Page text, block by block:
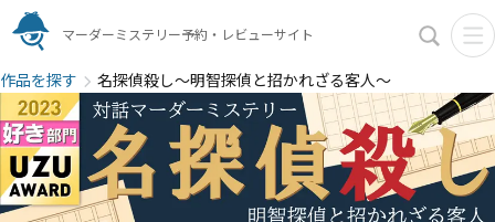
マーダーミステリー予約・レビューサイト
作品を探す 名探偵殺し～明智探偵と招かれざる客人～